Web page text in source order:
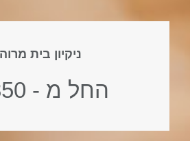
ניקיון בית
החל מ - 850 ₪